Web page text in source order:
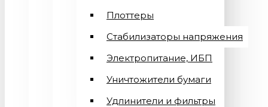
Плоттеры
Стабилизаторы напряжения
Электропитание, ИБП
Уничтожители бумаги
Удлинители и фильтры